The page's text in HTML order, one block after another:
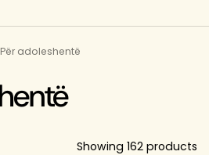
Për adoleshentë
Showing 162 products